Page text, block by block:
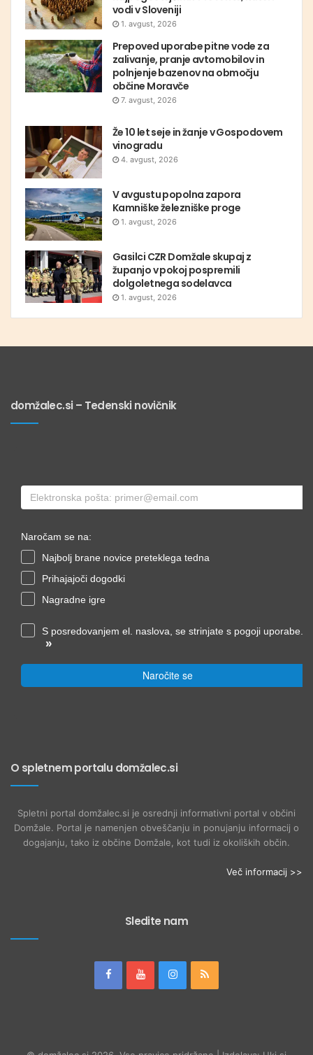
vodi v Sloveniji
1. avgust, 2026
Prepoved uporabe pitne vode za
zalivanje, pranje avtomobilov in
polnjenje bazenov na območju
občine Moravče
7. avgust, 2026
Že 10 let seje in žanje v Gospodovem
vinogradu
4. avgust, 2026
V avgustu popolna zapora
Kamniške železniške proge
1. avgust, 2026
Gasilci CZR Domžale skupaj z
županjo v pokoj pospremili
dolgoletnega sodelavca
1. avgust, 2026
domžalec.si – Tedenski novičnik
Naročam se na:
Najbolj brane novice preteklega tedna
Prihajajoči dogodki
Nagradne igre
S posredovanjem el. naslova, se strinjate s pogoji uporabe.
»
Naročite se
O spletnem portalu domžalec.si
Spletni portal domžalec.si je osrednji informativni portal v občini
Domžale. Portal je namenjen obveščanju in ponujanju informacij o
dogajanju, tako iz občine Domžale, kot tudi iz okoliških občin.
Več informacij >>
Sledite nam